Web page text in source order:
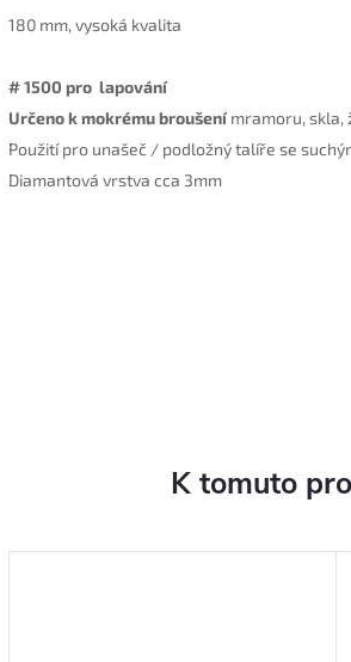
180 mm, vysoká kvalita
#1500 pro lapování
Určeno k mokrému broušení mramoru, skla,
Použití pro unašeč / podložný talíře se
Diamantová vrstva cca 3mm
K tomuto